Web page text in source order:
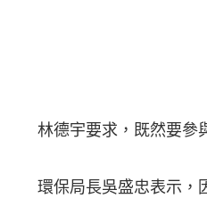
林德宇要求，既然要參
環保局長吳盛忠表示，